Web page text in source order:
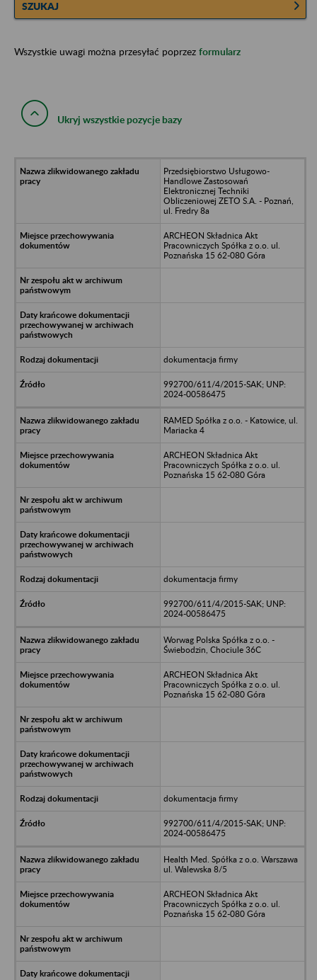
SZUKAJ
Wszystkie uwagi można przesyłać poprzez formularz
Ukryj wszystkie pozycje bazy
Przedsiębiorstwo Usługowo-
Handlowe Zastosowań
Elektronicznej Techniki
Obliczeniowej ZETO S.A. - Poznań,
ul. Fredry 8a
ARCHEON Składnica Akt
Pracowniczych Spółka z o.o. ul.
Poznańska 15 62-080 Góra
dokumentacja firmy
992700/611/4/2015-SAK; UNP:
2024-00586475
RAMED Spółka z o.o. - Katowice, ul.
Mariacka 4
ARCHEON Składnica Akt
Pracowniczych Spółka z o.o. ul.
Poznańska 15 62-080 Góra
dokumentacja firmy
992700/611/4/2015-SAK; UNP:
2024-00586475
Worwag Polska Spółka z o.o. -
Świebodzin, Chociule 36C
ARCHEON Składnica Akt
Pracowniczych Spółka z o.o. ul.
Poznańska 15 62-080 Góra
dokumentacja firmy
992700/611/4/2015-SAK; UNP:
2024-00586475
Health Med. Spółka z o.o. Warszawa
ul. Walewska 8/5
ARCHEON Składnica Akt
Pracowniczych Spółka z o.o. ul.
Poznańska 15 62-080 Góra